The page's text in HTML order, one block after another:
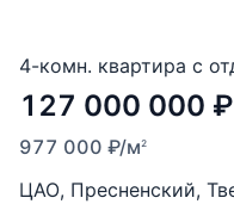
4-комн. квартира с
127 000 000 ₽
977 000 ₽/м2
ЦАО, Пресненский,